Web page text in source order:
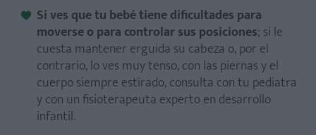
Si ves que tu bebé tiene dificultades para
moverse o para controlar sus posiciones; si le
cuesta mantener erguida su cabeza o, por el
contrario, lo ves muy tenso, con las piernas y el
cuerpo siempre estirado, consulta con tu pediatra
y con un fisioterapeuta experto en desarrollo
infantil.